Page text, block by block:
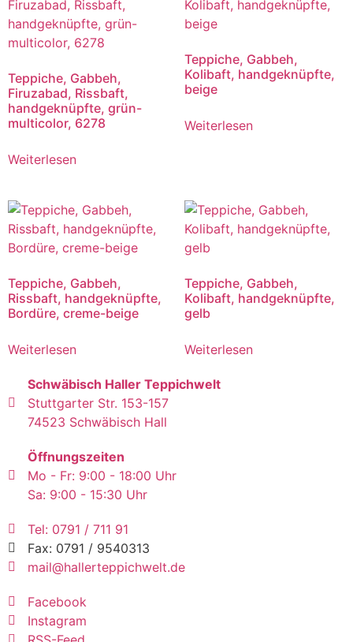
Teppiche, Gabbeh,
Firuzabad, Rissbaft,
handgeknüpfte, grün-
multicolor, 6278
Weiterlesen
Teppiche, Gabbeh,
Kolibaft, handgeknüpfte,
beige
Weiterlesen
Teppiche, Gabbeh,
Rissbaft, handgeknüpfte,
Bordüre, creme-beige
Weiterlesen
Teppiche, Gabbeh,
Kolibaft, handgeknüpfte,
gelb
Weiterlesen
Schwäbisch Haller Teppichwelt
Stuttgarter Str. 153-157
74523 Schwäbisch Hall
Öffnungszeiten
Mo - Fr: 9:00 - 18:00 Uhr
Sa: 9:00 - 15:30 Uhr
Tel: 0791 / 711 91
Fax: 0791 / 9540313
mail@hallerteppichwelt.de
Facebook
Instagram